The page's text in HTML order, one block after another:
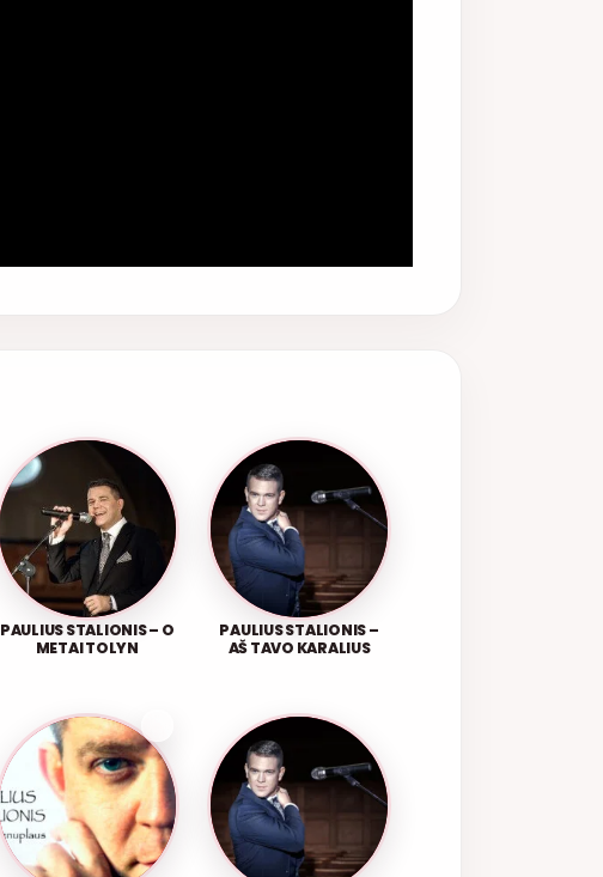
PAULIUS STALIONIS – O
METAI TOLYN
PAULIUS STALIONIS –
AŠ TAVO KARALIUS